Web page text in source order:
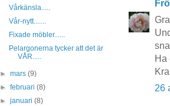
Ha
26
Vårkänsla.....
Vår-nytt.......
Fixade möbler......
Pelargonerna tycker att det är
VÅR.....
►mars(9)
►februari(8)
►januari(8)